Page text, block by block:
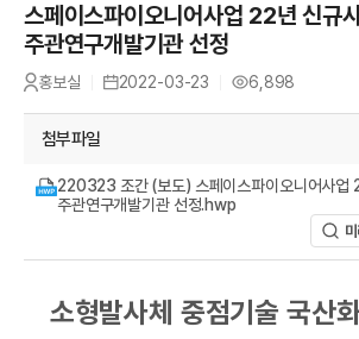
A
스페이스파이오니어사업 22년 신규
주관연구개발기관 선정
작
성
홍보실
등
록
2022-03-23
조
회
6,898
첨부파일
220323 조간 (보도) 스페이스파이오니어사업
주관연구개발기관 선정.hwp
소형발사체 중점기술 국산